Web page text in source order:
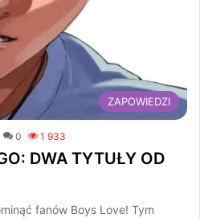
ZAPOWIEDZI
0 1 933
DWA TYTUŁY OD
fanów Boys Love! Tym